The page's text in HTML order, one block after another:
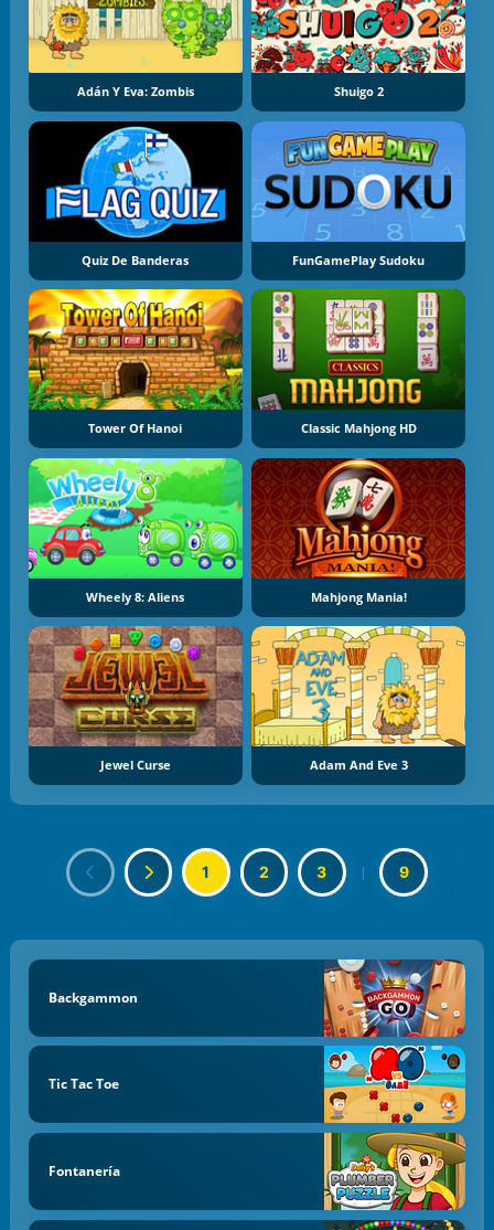
Adán Y Eva: Zombis Shuigo 2
Quiz De Banderas FunGamePlay Sudoku
Tower Of Hanoi Classic Mahjong HD
Wheely 8: Aliens Mahjong Mania!
Jewel Curse Adam And Eve 3
1 2 3 | 9
Backgammon
Tic Tac Toe
Fontanería